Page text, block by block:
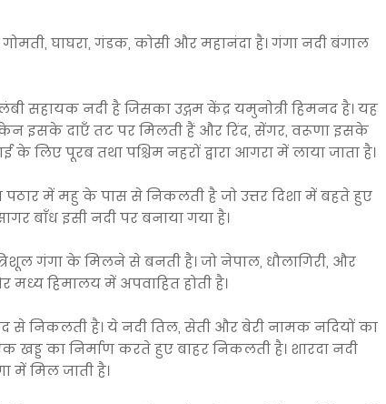
घाघरा, गंडक, कोसी और महानंदा है। गंगा नदी बंगाल
सहायक नदी है जिसका उद्गम केंद्र यमुनोत्री हिमनद है। यह
केन इसके दाएँ तट पर मिलती हैं और रिंद, सेंगर, वरूणा इसके
लिए पूरब तथा पश्चिम नहरों द्वारा आगरा में लाया जाता है।
में महु के पास से निकलती है जो उत्तर दिशा में बहते हुए
बाँध इसी नदी पर बनाया गया है।
गंगा के मिलने से बनती है। जो नेपाल, धौलागिरी, और
हिमालय में अपवाहित होती है।
से निकलती है। ये नदी तिल, सेती और बेरी नामक नदियों का
का निर्माण करते हुए बाहर निकलती है। शारदा नदी
मिल जाती है।